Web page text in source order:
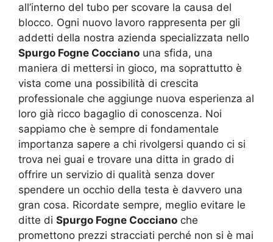
all’interno del tubo per scovare la causa del
blocco. Ogni nuovo lavoro rappresenta per gli
addetti della nostra azienda specializzata nello
Spurgo Fogne Cocciano una sfida, una
maniera di mettersi in gioco, ma soprattutto è
vista come una possibilità di crescita
professionale che aggiunge nuova esperienza al
loro già ricco bagaglio di conoscenza. Noi
sappiamo che è sempre di fondamentale
importanza sapere a chi rivolgersi quando ci si
trova nei guai e trovare una ditta in grado di
offrire un servizio di qualità senza dover
spendere un occhio della testa è davvero una
gran cosa. Ricordate sempre, meglio evitare le
ditte di Spurgo Fogne Cocciano che
promettono prezzi stracciati perché non si è mai